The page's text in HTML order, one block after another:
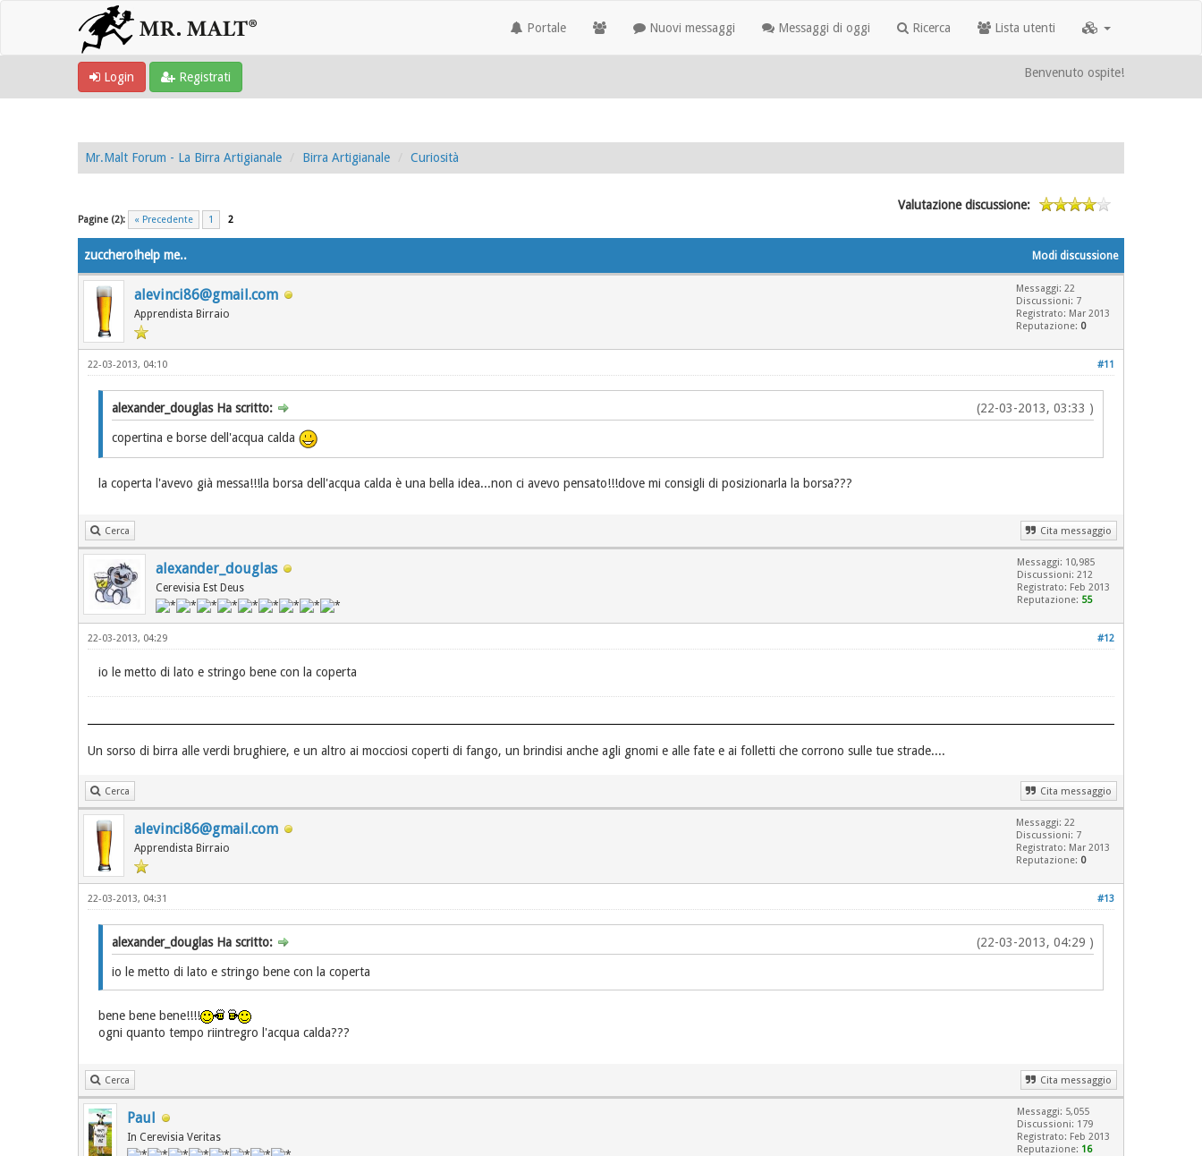
Portale Nuovi messaggi Messaggi di oggi Ricerca Lista utenti
Login Registrati Benvenuto ospite!
Mr.Malt Forum - La Birra Artigianale Birra Artigianale Curiosità
Pagine (2): « Precedente 1 2
Valutazione discussione:
Modi discussione
zucchero!help me..
alevinci86@gmail.com
Apprendista Birraio
Messaggi: 22
Discussioni: 7
Registrato: Mar 2013
Reputazione: 0
#11
22-03-2013, 04:10
(22-03-2013, 03:33 )
alexander_douglas Ha scritto:
copertina e borse dell'acqua calda
la coperta l'avevo già messa!!!la borsa dell'acqua calda è una bella idea...non ci avevo pensato!!!dove mi consigli di posizionarla la borsa???
Cerca Cita messaggio
alexander_douglas
Cerevisia Est Deus
Messaggi: 10,985
Discussioni: 212
Registrato: Feb 2013
Reputazione: 55
#12
22-03-2013, 04:29
io le metto di lato e stringo bene con la coperta
Un sorso di birra alle verdi brughiere, e un altro ai mocciosi coperti di fango, un brindisi anche agli gnomi e alle fate e ai folletti che corrono sulle tue strade....
Cerca Cita messaggio
alevinci86@gmail.com
Apprendista Birraio
Messaggi: 22
Discussioni: 7
Registrato: Mar 2013
Reputazione: 0
#13
22-03-2013, 04:31
(22-03-2013, 04:29 )
alexander_douglas Ha scritto:
io le metto di lato e stringo bene con la coperta
bene bene bene!!!!
ogni quanto tempo riintregro l'acqua calda???
Cerca Cita messaggio
Paul
In Cerevisia Veritas
Messaggi: 5,055
Discussioni: 179
Registrato: Feb 2013
Reputazione: 16